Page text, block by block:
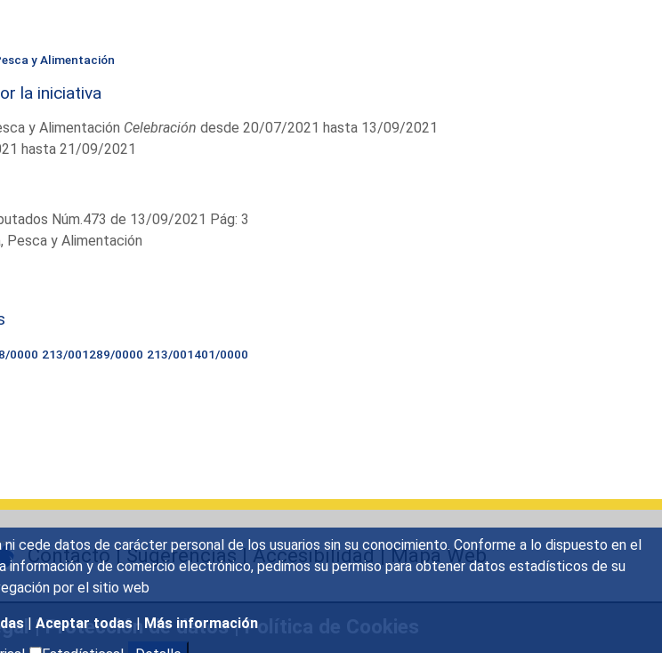
cede datos de carácter personal de los usuarios sin su conocimiento. Conforme a lo dispuesto en el
información y de comercio electrónico, pedimos su permiso para obtener datos estadísticos de su
por el sitio web
| Aceptar todas | Más información
y Alimentación
la iniciativa
y Alimentación Celebración desde 20/07/2021 hasta 13/09/2021
hasta 21/09/2021
Núm.473 de 13/09/2021 Pág: 3
Pesca y Alimentación
0000 213/001289/0000 213/001401/0000
Contacto|Sugerencias|Accesibilidad|Mapa Web
|Protección de datos|Política de Cookies